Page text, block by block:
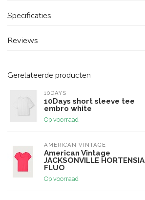
Specificaties
Reviews
Gerelateerde producten
10DAYS
10Days short sleeve tee
embro white
Op voorraad
AMERICAN VINTAGE
American Vintage
JACKSONVILLE HORTENSIA
FLUO
Op voorraad